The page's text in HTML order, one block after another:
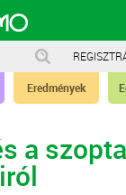
Eredmények
a